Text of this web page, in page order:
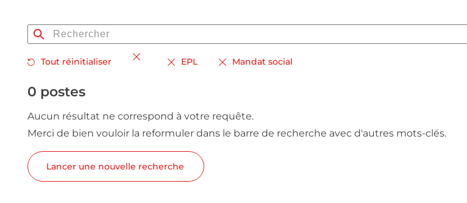
Tout réinitialiser EPL Mandat social
0 postes
Aucun résultat ne correspond à votre requête.
Merci de bien vouloir la reformuler dans le barre de recherche avec d'autres mots-clés.
Lancer une nouvelle recherche